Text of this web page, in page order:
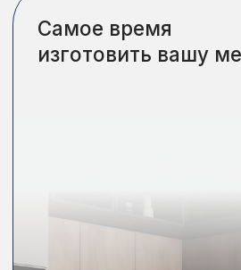
Гостиные
Шкафы